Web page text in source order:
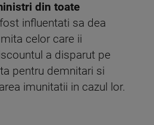
din toate
influentati sa dea
celor care ii
a disparut pe
pentru demnitari si
imunitatii in cazul lor.